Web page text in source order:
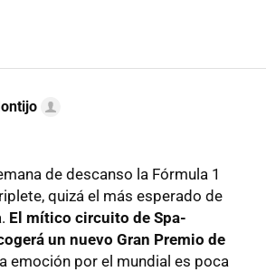
de descanso la Fórmula 1
quizá el más esperado de
El mítico circuito de Spa-
un nuevo Gran Premio de
emoción por el mundial es poca